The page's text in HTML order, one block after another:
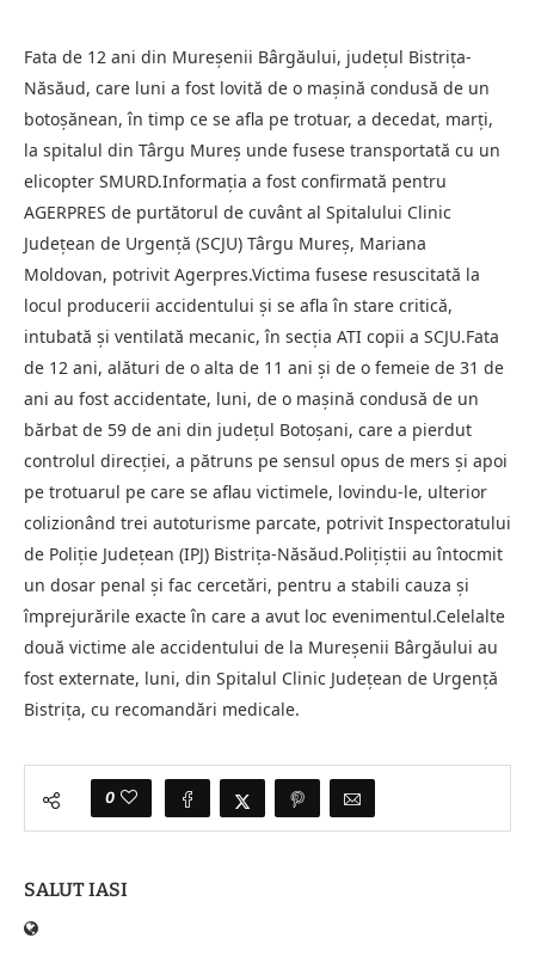
Fata de 12 ani din Mureşenii Bârgăului, judeţul Bistriţa-
Năsăud, care luni a fost lovită de o maşină condusă de un
botoşănean, în timp ce se afla pe trotuar, a decedat, marţi,
la spitalul din Târgu Mureş unde fusese transportată cu un
elicopter SMURD.Informaţia a fost confirmată pentru
AGERPRES de purtătorul de cuvânt al Spitalului Clinic
Judeţean de Urgenţă (SCJU) Târgu Mureş, Mariana
Moldovan, potrivit Agerpres.Victima fusese resuscitată la
locul producerii accidentului şi se afla în stare critică,
intubată şi ventilată mecanic, în secţia ATI copii a SCJU.Fata
de 12 ani, alături de o alta de 11 ani şi de o femeie de 31 de
ani au fost accidentate, luni, de o maşină condusă de un
bărbat de 59 de ani din judeţul Botoşani, care a pierdut
controlul direcţiei, a pătruns pe sensul opus de mers şi apoi
pe trotuarul pe care se aflau victimele, lovindu-le, ulterior
colizionând trei autoturisme parcate, potrivit Inspectoratului
de Poliţie Judeţean (IPJ) Bistriţa-Năsăud.Poliţiştii au întocmit
un dosar penal şi fac cercetări, pentru a stabili cauza şi
împrejurările exacte în care a avut loc evenimentul.Celelalte
două victime ale accidentului de la Mureşenii Bârgăului au
fost externate, luni, din Spitalul Clinic Judeţean de Urgenţă
Bistriţa, cu recomandări medicale.
0
SALUT IASI